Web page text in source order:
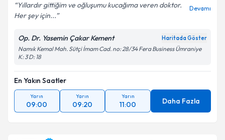
Yıllardır gittiğim ve oğluşumu kucağıma veren doktor.
Her şey için...
Devamı
Op. Dr. Yasemin Çakar Kement Haritada Göster
Namık Kemal Mah. Sütçi İmam Cad. no: 28/34 Fera Business Ümraniye
K: 3 D: 18
En Yakın Saatler
Yarın
09:00
Yarın
09:20
Yarın
11:00 Daha Fazla